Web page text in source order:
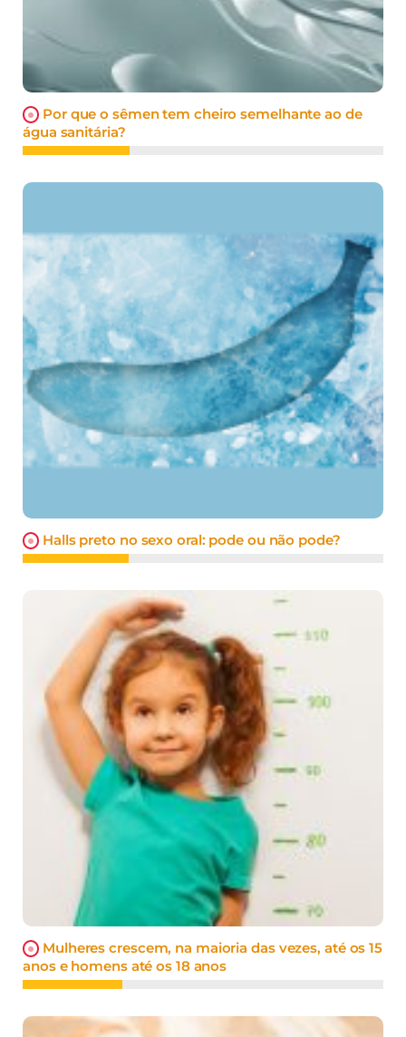
Por que o sêmen tem cheiro semelhante ao de
água sanitária?
Halls preto no sexo oral: pode ou não pode?
Mulheres crescem, na maioria das vezes, até os 15
anos e homens até os 18 anos